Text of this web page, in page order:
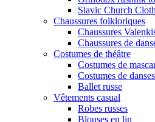
Slavic Church
Chaussures folkloriques
Chaussures
Chaussures de
Costumes de théâtre
Costumes de
Costumes de danses
Ballet russe
Vêtements casual
Robes russes
Blouses en lin